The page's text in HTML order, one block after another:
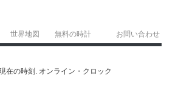
世界地図 無料の時計 お問い合わせ
在の時刻. オンライン・クロック